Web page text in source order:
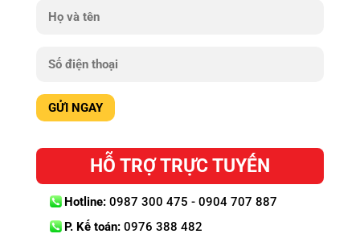
HỖ TRỢ TRỰC TUYẾN
Hotline:0987 300 475 - 0904 707 887
P. Kế toán:0976 388 482